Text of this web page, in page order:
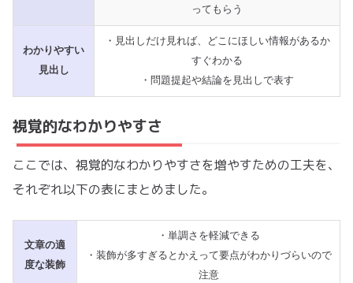
ってもらう
わかりやすい
見出し
・見出しだけ見れば、どこにほしい情報があるか
すぐわかる
・問題提起や結論を見出しで表す
視覚的なわかりやすさ
ここでは、視覚的なわかりやすさを増やすための工夫を、
それぞれ以下の表にまとめました。
文章の適
度な装飾
・単調さを軽減できる
・装飾が多すぎるとかえって要点がわかりづらいので
注意